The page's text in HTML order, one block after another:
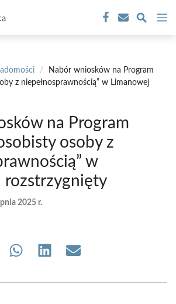
/
Nabór wniosków na Program
z niepełnosprawnością” w Limanowej
na Program
osoby z
w
rozstrzygnięty
2025 r.
Share Share Share